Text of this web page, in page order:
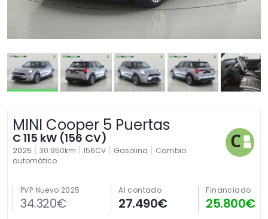
MINI Cooper 5 Puertas
C 115 kW (156 CV)
2025 | 30.950km | 156CV | Gasolina | Cambio
automático
PVP Nuevo 2025
34.320€
Al contado
27.490€
Financiado
25.800€